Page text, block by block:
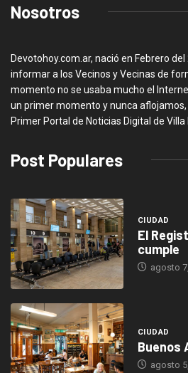
Nosotros
Devotohoy.com.ar, nació en Febrero
informar a los Vecinos y Vecinas de
momento no se usaba mucho el
un primer momento y nunca
Primer Portal de Noticias Digital de Villa
Post Populares
CIUDAD
El
cumple
agosto
CIUDAD
Buenos
agosto